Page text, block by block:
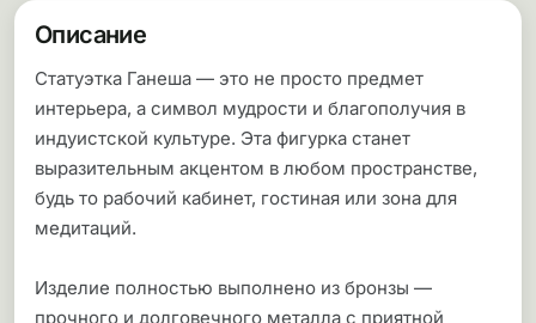
Описание
Статуэтка Ганеша — это не просто предмет
интерьера, а символ мудрости и благополучия в
индуистской культуре. Эта фигурка станет
выразительным акцентом в любом пространстве,
будь то рабочий кабинет, гостиная или зона для
медитаций.
Изделие полностью выполнено из бронзы —
прочного и долговечного металла с приятной